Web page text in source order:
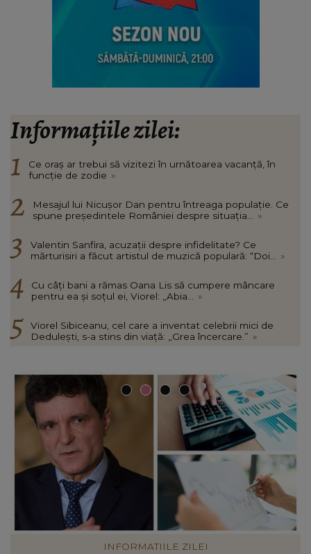
Informațiile zilei:
Ce oraș ar trebui să vizitezi în urnătoarea vacanță, în
funcție de zodie »
Mesajul lui Nicușor Dan pentru întreaga populație. Ce
spune președintele României despre situația...
»
Valentin Sanfira, acuzații despre infidelitate? Ce
mărturisiri a făcut artistul de muzică populară: “Doi...
»
Cu câți bani a rămas Oana Lis să cumpere mâncare
pentru ea și soțul ei, Viorel: „Abia...
»
Viorel Sibiceanu, cel care a inventat celebrii mici de
Dedulești, s-a stins din viață: „Grea încercare.” »
VEDETE